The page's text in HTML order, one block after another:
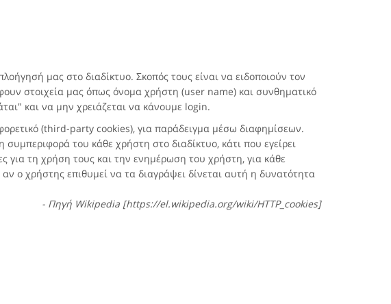
μας στο διαδίκτυο. Σκοπός τους είναι να ειδοποιούν τον
στοιχεία μας όπως όνομα χρήστη (user name) και συνθηματικό
και να μην χρειάζεται να κάνουμε login.
(third-party cookies), για παράδειγμα μέσω διαφημίσεων.
του κάθε χρήστη στο διαδίκτυο, κάτι που εγείρει
για τη χρήση τους και την ενημέρωση του χρήστη, για κάθε
ο χρήστης επιθυμεί να τα διαγράψει δίνεται αυτή η δυνατότητα
- Πηγή Wikipedia [https://el.wikipedia.org/wiki/HTTP_cookies]